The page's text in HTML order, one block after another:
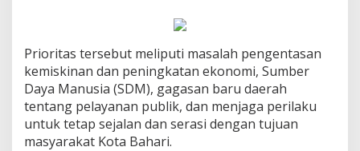
Prioritas tersebut meliputi masalah pengentasan
kemiskinan dan peningkatan ekonomi, Sumber
Daya Manusia (SDM), gagasan baru daerah
tentang pelayanan publik, dan menjaga perilaku
untuk tetap sejalan dan serasi dengan tujuan
masyarakat Kota Bahari.